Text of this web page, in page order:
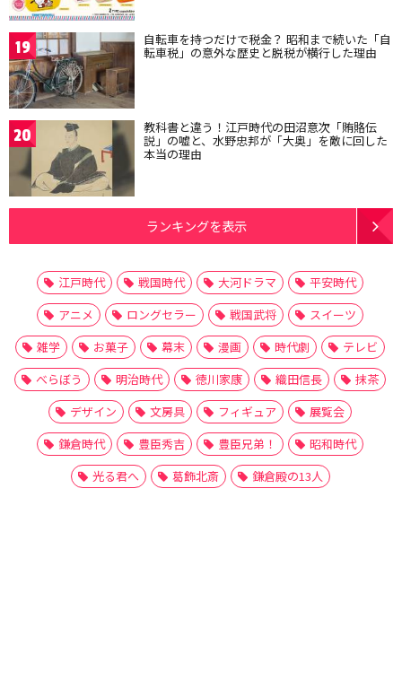
19 自転車を持つだけで税金？ 昭和まで続いた「自
転車税」の意外な歴史と脱税が横行した理由
20 教科書と違う！江戸時代の田沼意次「賄賂伝
説」の嘘と、水野忠邦が「大奥」を敵に回した
本当の理由
ランキングを表示
江戸時代 戦国時代 大河ドラマ
平安時代
アニメ
ロングセラー 戦国武将
スイーツ
雑学
お菓子 幕末 漫画 時代劇
テレビ
べらぼう
明治時代 徳川家康 織田信長
抹茶
デザイン
文房具 フィギュア
展覧会
鎌倉時代
豊臣秀吉 豊臣兄弟！
昭和時代
光る君へ
葛飾北斎 鎌倉殿の13人